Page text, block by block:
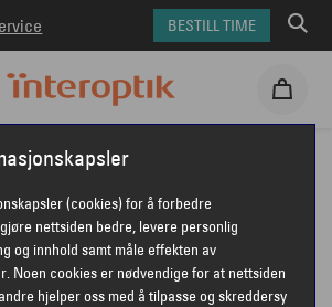
BESTILL TIME
Ray-Ban solbriller
Ohh
RB4101 JACKIE OHH
(cookies) for å forbedre
nettsiden bedre, levere personlig
og innhold samt måle effekten av
Noen cookies er nødvendige for at nettsiden
hjelper oss med å tilpasse og skreddersy